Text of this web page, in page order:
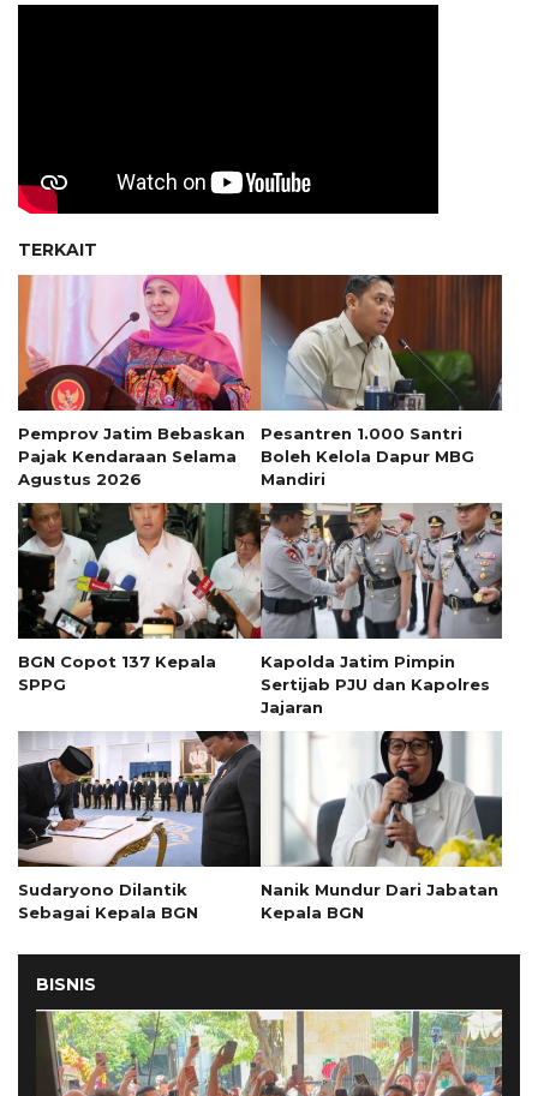
TERKAIT
Pemprov Jatim Bebaskan
Pajak Kendaraan Selama
Agustus 2026
Pesantren 1.000 Santri
Boleh Kelola Dapur MBG
Mandiri
BGN Copot 137 Kepala
SPPG
Kapolda Jatim Pimpin
Sertijab PJU dan Kapolres
Jajaran
Sudaryono Dilantik
Sebagai Kepala BGN
Nanik Mundur Dari Jabatan
Kepala BGN
BISNIS